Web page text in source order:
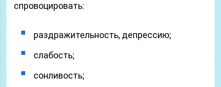
спровоцировать:
раздражительность, депрессию;
слабость;
сонливость;